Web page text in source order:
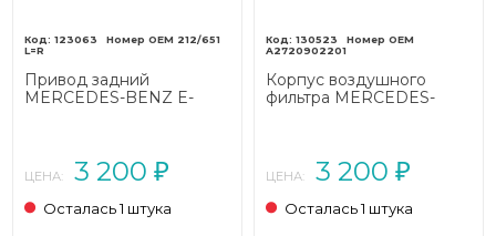
123063
212/651
L=R
Привод задний
MERCEDES-BENZ E-
ЦЕНА: 3 200 ₽
Осталась 1 штука
130523
A2720902201
Корпус воздушного
фильтра MERCEDES-
ЦЕНА: 3 200 ₽
Осталась 1 штука